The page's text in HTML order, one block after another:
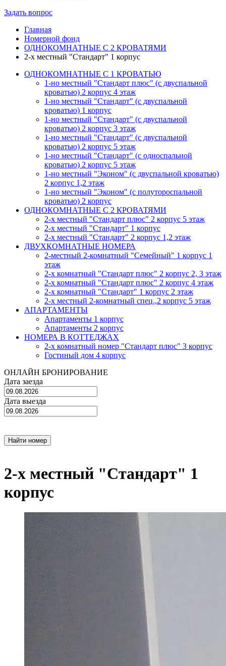
Задать вопрос
Главная
Номерной фонд
ОДНОКОМНАТНЫЕ С 2 КРОВАТЯМИ
2-х местный "Стандарт" 1 корпус
ОДНОКОМНАТНЫЕ С 1 КРОВАТЬЮ
1-но местный "Стандарт плюс" (с двуспальной
кроватью) 2 корпус 4 этаж
1-но местный "Стандарт" (с двуспальной
кроватью) 1 корпус
1-но местный "Стандарт" (с двуспальной
кроватью) 2 корпус 3 этаж
1-но местный "Стандарт" (с двуспальной
кроватью) 2 корпус 5 этаж
1-но местный "Стандарт" (с односпальной
кроватью) 2 корпус 5 этаж
1-но местный "Эконом" (с двуспальной кроватью)
2 корпус 1,2 этаж
1-но местный "Эконом" (с полутороспальной
кроватью) 2 корпус
ОДНОКОМНАТНЫЕ С 2 КРОВАТЯМИ
2-х местный "Стандарт плюс" 2 корпус 5 этаж
2-х местный "Стандарт" 1 корпус
2-х местный "Стандарт" 2 корпус 1,2 этаж
ДВУХКОМНАТНЫЕ НОМЕРА
2-местный 2-комнатный "Семейный" 1 корпус 1
этаж
2-х комнатный "Стандарт плюс" 2 корпус 2, 3 этаж
2-х комнатный "Стандарт плюс" 2 корпус 4 этаж
2-х комнатный "Стандарт" 1 корпус 2 этаж
2-х местный 2-комнатный спец.,2 корпус 5 этаж
АПАРТАМЕНТЫ
Апартаменты 1 корпус
Апартаменты 2 корпус
НОМЕРА В КОТТЕДЖАХ
2-х комнатный номер "Стандарт плюс" 3 корпус
Гостиный дом 4 корпус
ОНЛАЙН БРОНИРОВАНИЕ
Дата заезда
Дата выезда
2-х местный "Стандарт" 1
корпус